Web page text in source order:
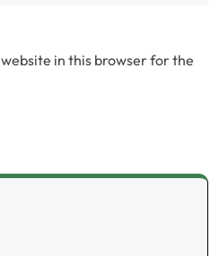
in this browser for the